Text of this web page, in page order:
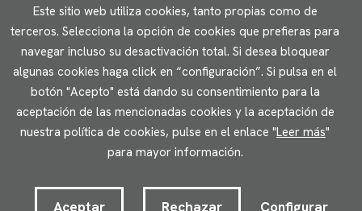
Horario de verano
Lunes a jueves
9.00 - 15.00
Viernes
9:00 - 14:00
Aviso legal Política de privacidad
Uso de cookies
Accesibilidad
Este sitio web utiliza cookies, tanto propias como de
terceros. Selecciona la opción de cookies que prefieras para
navegar incluso su desactivación total. Si desea bloquear
algunas cookies haga click en “configuración”. Si pulsa en el
botón "Acepto" está dando su consentimiento para la
aceptación de las mencionadas cookies y la aceptación de
nuestra política de cookies, pulse en el enlace "Leer más"
para mayor información.
Aceptar Rechazar Configurar